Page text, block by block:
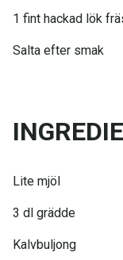
1 fint hackad lök
Salta efter smak
Lite mjöl
3 dl grädde
Kalvbuljong